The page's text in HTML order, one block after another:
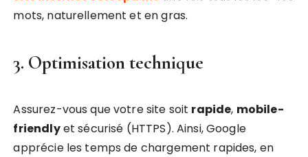
mots, naturellement et en gras.
3. Optimisation technique
Assurez-vous que votre site soit rapide, mobile-
friendlyet sécurisé (HTTPS). Ainsi, Google
apprécie les temps de chargement rapides, en